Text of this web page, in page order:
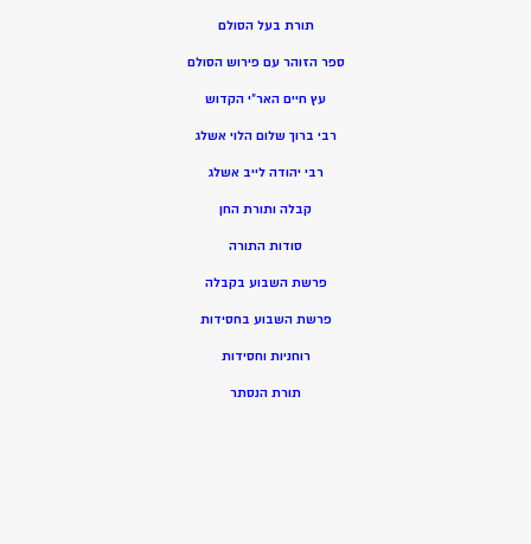
תורת בעל הסולם
ספר הזוהר עם פירוש הסולם
עץ חיים האר”י הקדוש
רבי ברוך שלום הלוי אשלג
רבי יהודה לייב אשלג
קבלה ותורת החן
סודות התורה
פרשת השבוע בקבלה
פרשת השבוע בחסידות
רוחניות וחסידות
תורת הנסתר